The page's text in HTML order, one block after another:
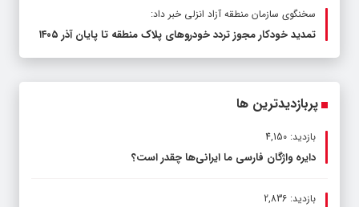
سخنگوی سازمان منطقه آزاد انزلی خبر داد:
تمدید خودکار مجوز تردد خودروهای پلاک منطقه تا پایان آذر ۱۴۰۵
پربازدیدترین ها
بازدید: 4,150
دایره واژگان فارسی ما ایرانی‌ها چقدر است؟
بازدید: 2,836